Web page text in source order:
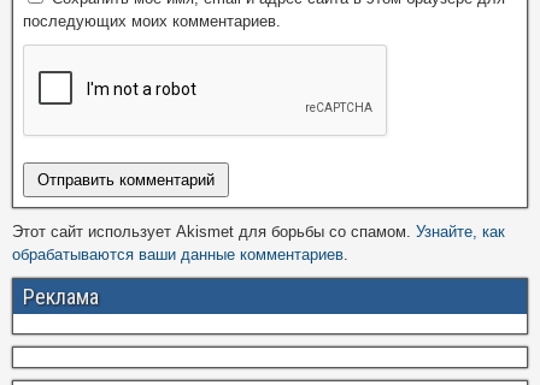
последующих моих комментариев.
Этот сайт использует Akismet для борьбы со спамом. Узнайте, как
обрабатываются ваши данные комментариев
Реклама